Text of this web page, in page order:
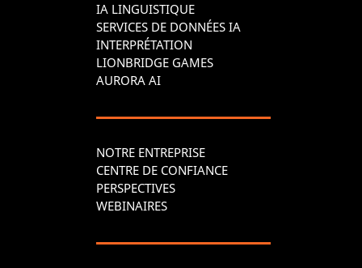
IA LINGUISTIQUE
SERVICES DE DONNÉES IA
INTERPRÉTATION
LIONBRIDGE GAMES
AURORA AI
NOTRE ENTREPRISE
CENTRE DE CONFIANCE
PERSPECTIVES
WEBINAIRES